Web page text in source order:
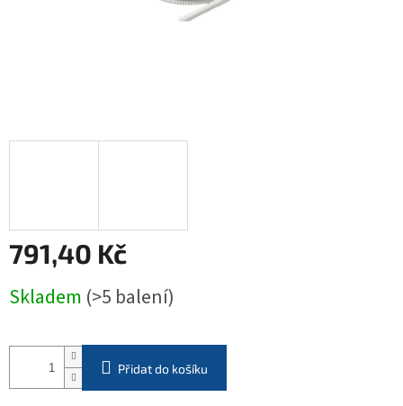
791,40 Kč
cena:
Skladem (>5 balení)
Přidat do košíku